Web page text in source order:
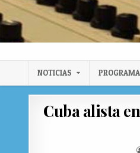
Radio Llanura
NOTICIAS
Cuba alista